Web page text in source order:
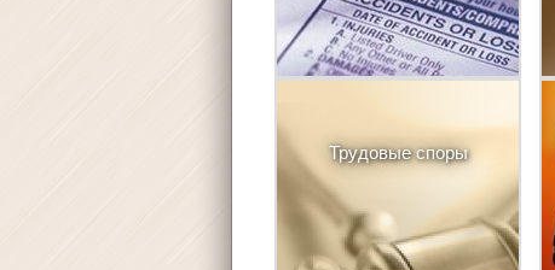
Трудовые споры